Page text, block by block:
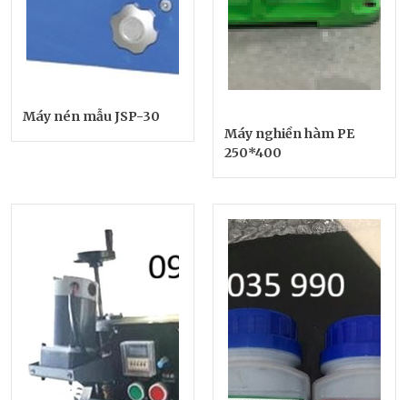
Máy nén mẫu JSP-30
Máy nghiền hàm PE
250*400